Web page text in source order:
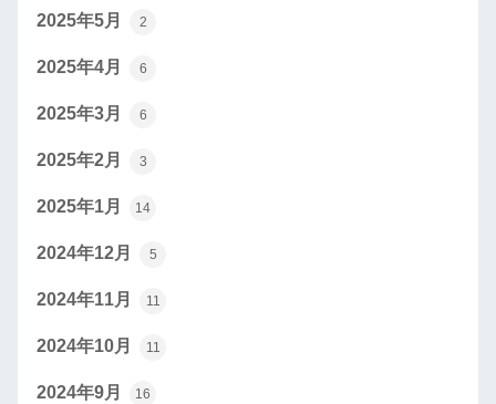
2025年5月 2
2025年4月 6
2025年3月 6
2025年2月 3
2025年1月 14
2024年12月 5
2024年11月 11
2024年10月 11
2024年9月 16